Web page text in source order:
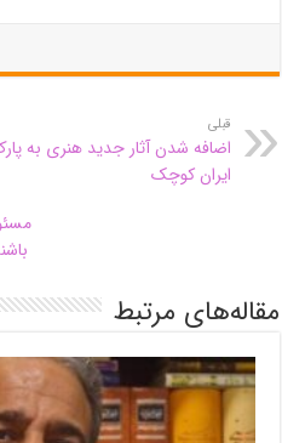
قبلی
اضافه شدن آثار جدید هنری به
ایران کوچک
مقاله‌های مرتبط